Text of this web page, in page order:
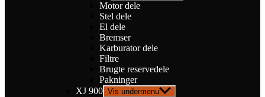
Motor dele
Stel dele
El dele
Bremser
Karburator dele
Filtre
Brugte reservedele
Pakninger
XJ 900 Vis undermenu